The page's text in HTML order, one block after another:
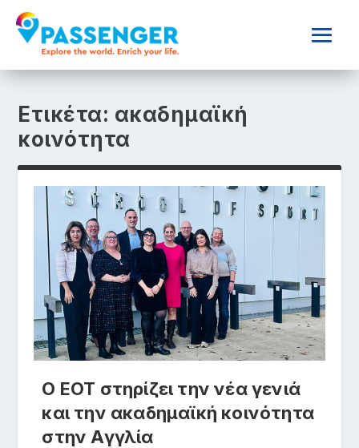
Ετικέτα: ακαδημαϊκή
κοινότητα
Ο ΕΟΤ στηρίζει την νέα γενιά
και την ακαδημαϊκή κοινότητα
στην Αγγλία